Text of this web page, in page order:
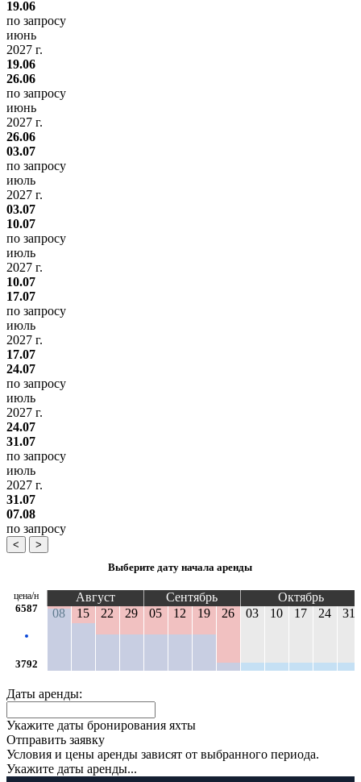
19.06
по запросу
июнь
2027 г.
19.06
26.06
по запросу
июнь
2027 г.
26.06
03.07
по запросу
июль
2027 г.
03.07
10.07
по запросу
июль
2027 г.
10.07
17.07
по запросу
июль
2027 г.
17.07
24.07
по запросу
июль
2027 г.
24.07
31.07
по запросу
июль
2027 г.
31.07
07.08
по запросу
<
>
Выберите дату начала аренды
цена/н
6587
3792
Август Сентябрь
Октябрь
08
15 22 29 05 12 19 26 03 10 17 24 31
Даты аренды:
Укажите даты бронирования яхты
Отправить заявку
Условия и цены аренды зависят от выбранного периода.
Укажите даты аренды...